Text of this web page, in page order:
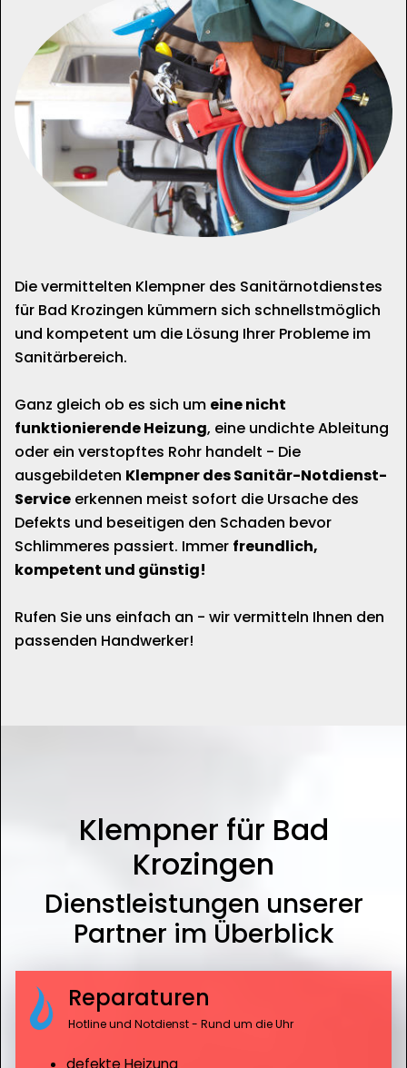
Die vermittelten Klempner des Sanitärnotdienstes
für Bad Krozingen kümmern sich schnellstmöglich
und kompetent um die Lösung Ihrer Probleme im
Sanitärbereich.
Ganz gleich ob es sich um eine nicht
funktionierende Heizung, eine undichte Ableitung
oder ein verstopftes Rohr handelt - Die
ausgebildeten Klempner des Sanitär-Notdienst-
Service erkennen meist sofort die Ursache des
Defekts und beseitigen den Schaden bevor
Schlimmeres passiert. Immer freundlich,
kompetent und günstig!
Rufen Sie uns einfach an - wir vermitteln Ihnen den
passenden Handwerker!
Klempner für Bad
Krozingen
Dienstleistungen unserer
Partner im Überblick
Reparaturen
Hotline und Notdienst - Rund um die Uhr
defekte Heizung